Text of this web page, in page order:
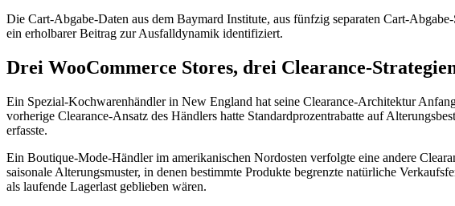
Die Cart-Abgabe-Daten aus dem Baymard Institute, aus fünfzig separaten Cart-
ein erholbarer Beitrag zur Ausfalldynamik identifiziert.
Drei WooCommerce Stores, drei Clearance-
Ein Spezial-Kochwarenhändler in New England hat seine Clearance-Architektur
vorherige Clearance-Ansatz des Händlers hatte Standardprozentrabatte auf
erfasste.
Ein Boutique-Mode-Händler im amerikanischen Nordosten verfolgte eine andere
saisonale Alterungsmuster, in denen bestimmte Produkte begrenzte natürliche
als laufende Lagerlast geblieben wären.